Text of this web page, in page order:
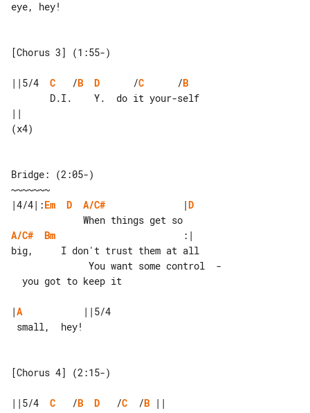
eye, hey!
[Chorus 3] (1:55-)
||5/4 C
   /
B D
      /
C
      /
B
||
(x4)
Bridge: (2:05-)
|4/4|:Em D A/C#
              |
D
A/C#
Bm
                       :|
big,     I don't trust them at all
|A
           ||5/4
[Chorus 4] (2:15-)
||5/4 C
   /
B D
   /
C
  /
B ||